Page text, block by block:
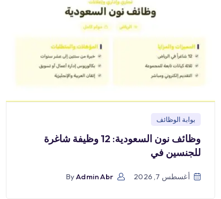
بوابة الوظائف
وظائف نون السعودية: 12 وظيفة شاغرة
للجنسين في
أغسطس 7, 2026 ByAdmin Abr